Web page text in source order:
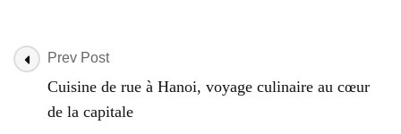
Post
Navigation
Prev Post
Cuisine de rue à Hanoi, voyage culinaire au cœur
de la capitale